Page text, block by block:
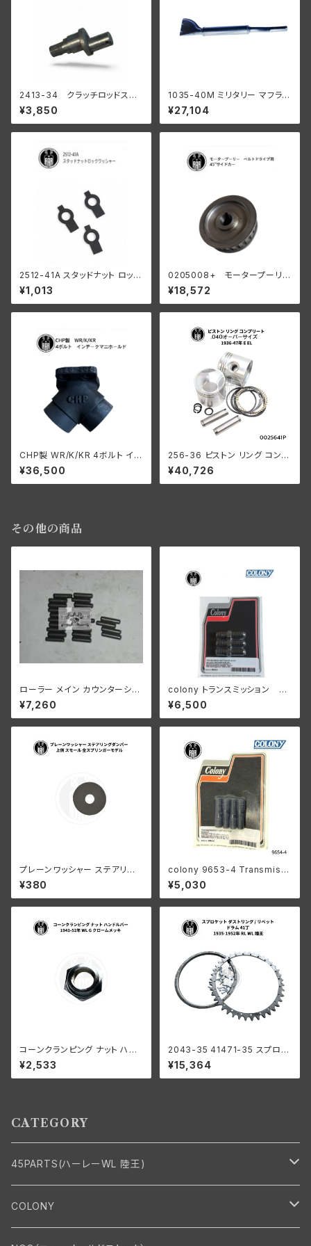
2413-34 クラッチロッドスタ
ッド 1934-37 R WL
陸王
¥3,850
1035-40M ミリタリー マフラー
ブラック
¥27,104
2512-41A スタッドナット ロック
ワッシャー 3個入
¥1,013
0205008+ モータープーリー
24T ベルトドライブ用 45" サイ
ドカー
¥18,572
CHP製 WR/K/KR 4ボルト イン
テ ークマニホールド
¥36,500
256-36 ピストン リング コンプ
リート .040オーバーサイズ 19
36-47年 E/EL
¥40,726
その他の商品
ローラー メイン カウンターシャ
フト 0008"オーバーサイズ 24
個 ハーレーダビッドソン
¥7,260
colony トランスミッション ボ
トム スタッドキット 26年以降
45"s
¥6,500
プレーンワッシャー ステアリン
グダンパー 上側 スモール ハー
レーダビッドソン 全スプリンガ
ーモデル
¥380
colony 9653-4 Transmissi
on case bottom stud kit
¥5,030
コーンクランピング ナット ハン
ドルバー ハーレーダビッドソン 1
941-52年 WL G クロームメッ
キ
¥2,533
2043-35 41471-35 スプロケ
ット ダストリング / リベット ドラ
ム 41丁 ハーレー 1935-1952
年 RL WL 陸王
¥15,364
CATEGORY
45PARTS(ハーレーWL 陸王)
エンジン
COLONY